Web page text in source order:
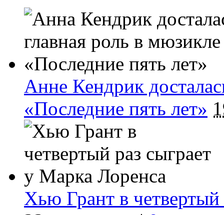
Анне Кендрик
«Последние пять лет»
Хью Грант в